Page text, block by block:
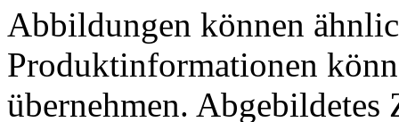
Abbildungen können
Produktinformationen
übernehmen.